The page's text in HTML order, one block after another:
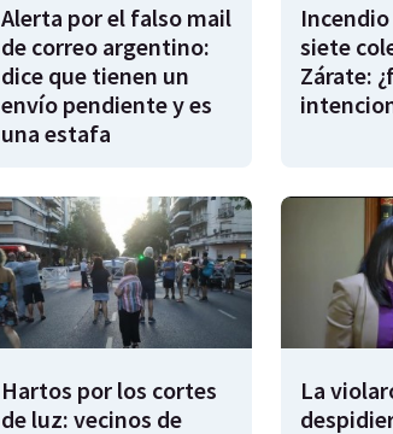
Alerta por el falso mail
de correo argentino:
dice que tienen un
envío pendiente y es
una estafa
siete
Zárate:
Hartos por los cortes
de luz: vecinos de
La